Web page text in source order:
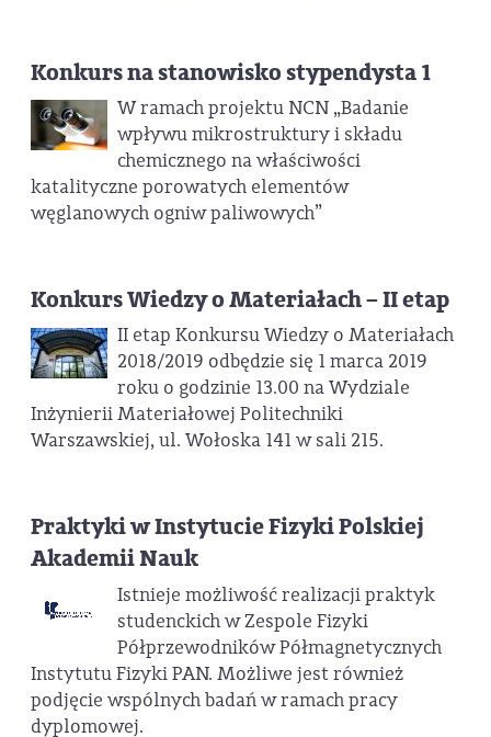
Konkurs na stanowisko stypendysta 1
W ramach projektu NCN „Badanie
wpływu mikrostruktury i składu
chemicznego na właściwości
katalityczne porowatych elementów
węglanowych ogniw paliwowych”
Konkurs Wiedzy o Materiałach – II etap
II etap Konkursu Wiedzy o Materiałach
2018/2019 odbędzie się 1 marca 2019
roku o godzinie 13.00 na Wydziale
Inżynierii Materiałowej Politechniki
Warszawskiej, ul. Wołoska 141 w sali 215.
Praktyki w Instytucie Fizyki Polskiej
Akademii Nauk
Istnieje możliwość realizacji praktyk
studenckich w Zespole Fizyki
Półprzewodników Półmagnetycznych
Instytutu Fizyki PAN. Możliwe jest również
podjęcie wspólnych badań w ramach pracy
dyplomowej.